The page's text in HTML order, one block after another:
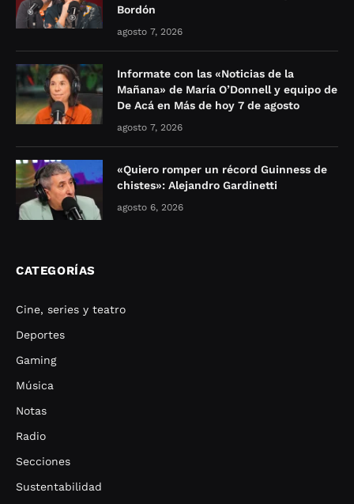
Bordón
agosto 7, 2026
Informate con las «Noticias de la
Mañana» de María O’Donnell y equipo de
De Acá en Más de hoy 7 de agosto
agosto 7, 2026
«Quiero romper un récord Guinness de
chistes»: Alejandro Gardinetti
agosto 6, 2026
CATEGORÍAS
Cine, series y teatro
Deportes
Gaming
Música
Notas
Radio
Secciones
Sustentabilidad